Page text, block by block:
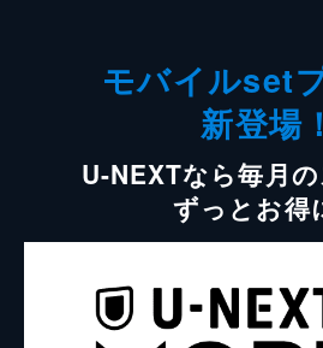
モバイルset
新登場！
U-NEXTなら毎月
ずっとお得